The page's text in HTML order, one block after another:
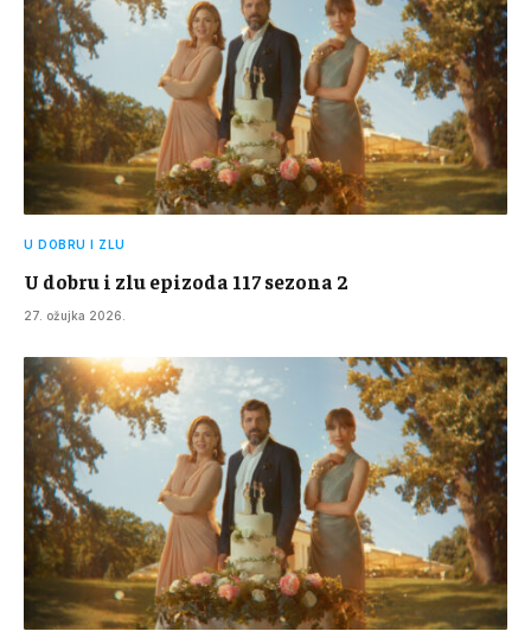
U DOBRU I ZLU
U dobru i zlu epizoda 117 sezona 2
27. ožujka 2026.